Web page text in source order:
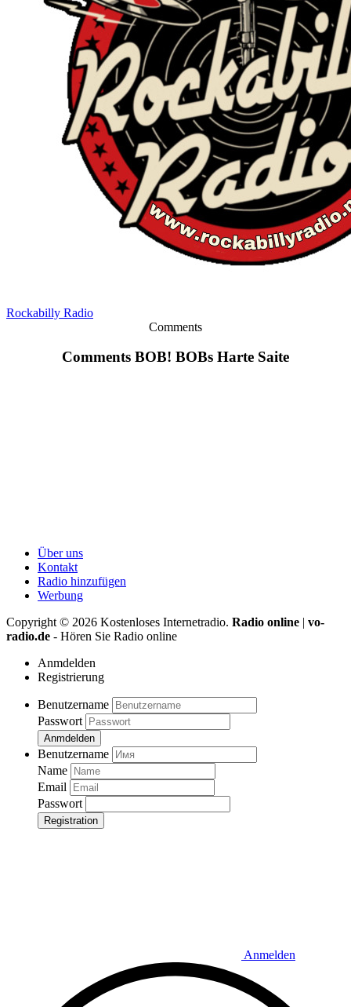
Rockabilly Radio
Comments
Comments BOB! BOBs Harte Saite
Über uns
Kontakt
Radio hinzufügen
Werbung
Copyright © 2026 Kostenloses Internetradio. Radio online | vo-
radio.de - Hören Sie Radio online
Anmdelden
Registrierung
Benutzername
Passwort
Anmdelden
Benutzername
Name
Email
Passwort
Registration
Anmelden